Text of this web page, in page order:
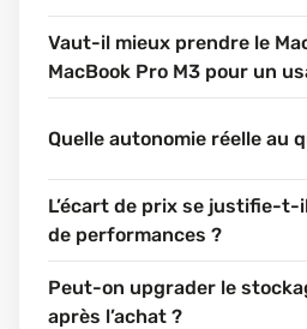
M2, lui, s’impose toujours
performant, fiable, et
exigeantes du quotidien. Mais
vraies différences à l’usage ?
point.
ÉCRAN : DALLE MINI-
LIQUID RETINA ?
Difficile de départager ces deux
d’affichage. Les deux proposent
XDR mini-LED de 14,2 pouces,
Vaut-il mieux prendre le
MacBook Pro M3 pour un
Quelle autonomie réelle au
L’écart de prix se justifie-
de performances ?
Peut-on upgrader le
après l’achat ?